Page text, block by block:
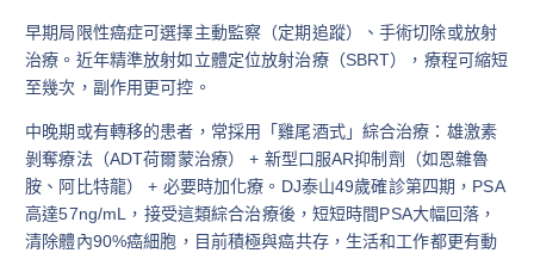
早期局限性癌症可選擇主動監察（定期追蹤）、手術切除或放射
治療。近年精準放射如立體定位放射治療（SBRT），療程可縮短
至幾次，副作用更可控。
中晚期或有轉移的患者，常採用「雞尾酒式」綜合治療：雄激素
剝奪療法（ADT荷爾蒙治療） + 新型口服AR抑制劑（如恩雜魯
胺、阿比特龍） + 必要時加化療。DJ泰山49歲確診第四期，PSA
高達57ng/mL，接受這類綜合治療後，短短時間PSA大幅回落，
清除體內90%癌細胞，目前積極與癌共存，生活和工作都更有動